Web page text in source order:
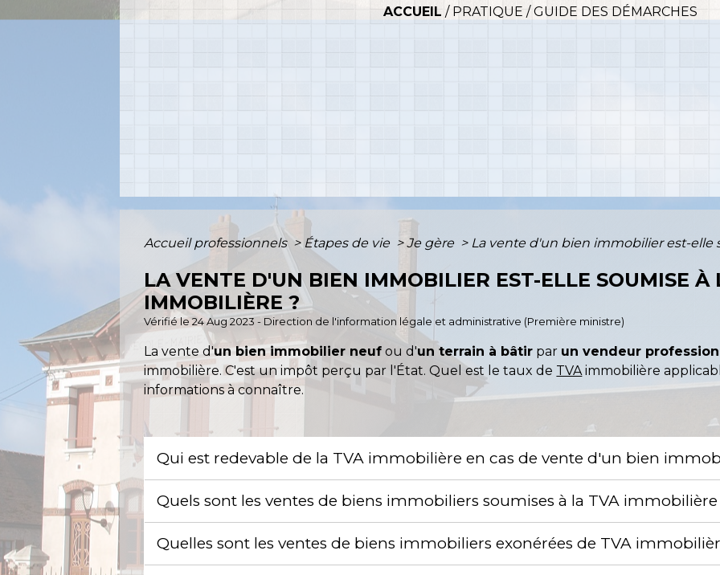
ACCUEIL / PRATIQUE /GUIDE DES DÉMARCHES
Accueil professionnels > Étapes de vie > Je gère > La vente d'un bien immobilier est-elle
LA VENTE D'UN BIEN IMMOBILIER EST-ELLE SOUMISE À
IMMOBILIÈRE ?
Vérifié le 24 Aug 2023 - Direction de l'information légale et administrative (Première ministre)
La vente d'un bien immobilier neuf ou d'un terrain à bâtir par un vendeur
immobilière. C'est un impôt perçu par l'État. Quel est le taux de TVA immobilière
informations à connaître.
Qui est redevable de la TVA immobilière en cas de vente d'un bien
Quels sont les ventes de biens immobiliers soumises à la TVA immobilière
Quelles sont les ventes de biens immobiliers exonérées de TVA